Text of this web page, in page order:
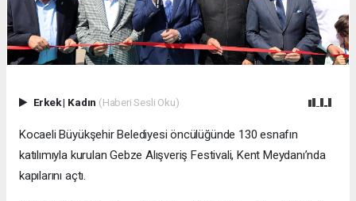
Erkek| Kadın (Haberi Sesli Oku)
Kocaeli Büyükşehir Belediyesi öncülüğünde 130 esnafın
katılımıyla kurulan Gebze Alışveriş Festivali, Kent Meydanı’nda
kapılarını açtı.